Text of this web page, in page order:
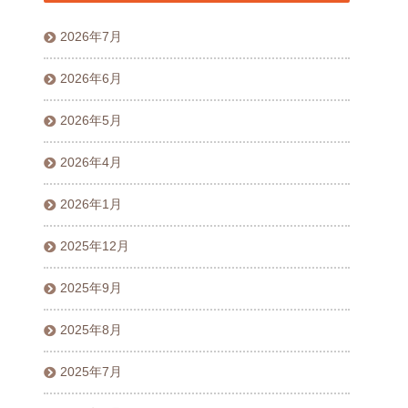
2026年7月
2026年6月
2026年5月
2026年4月
2026年1月
2025年12月
2025年9月
2025年8月
2025年7月